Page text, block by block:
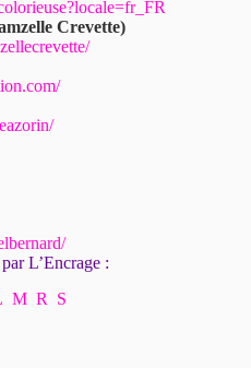
Crevette)
L’Encrage :
M R
S